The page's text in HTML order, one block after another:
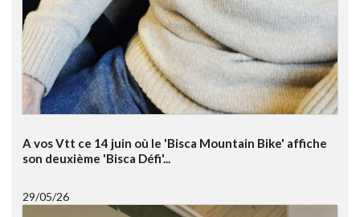
A vos Vtt ce 14 juin où le 'Bisca Mountain Bike' affiche
son deuxième 'Bisca Défi'...
29/05/26